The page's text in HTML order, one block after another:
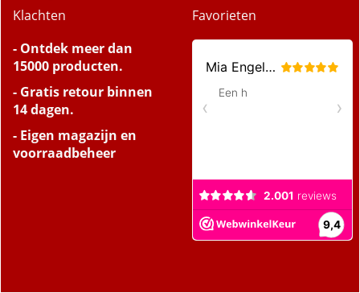
Bezorgen
Klachten
Retourinformatie
Favorieten
- Ontdek meer dan
15000 producten.
- Gratis retour binnen
14 dagen.
- Eigen magazijn en